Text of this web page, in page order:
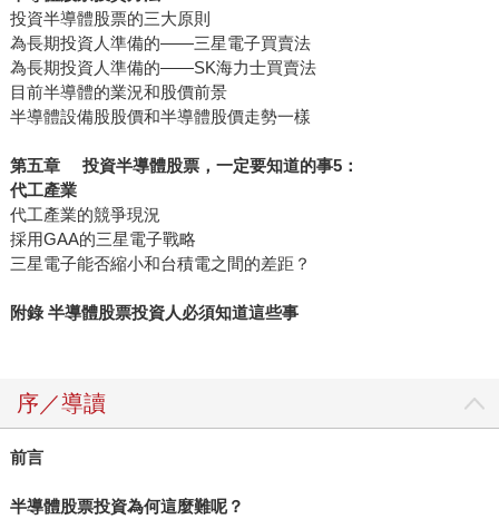
投資半導體股票的三大原則
為長期投資人準備的——三星電子買賣法
為長期投資人準備的——SK海力士買賣法
目前半導體的業況和股價前景
半導體設備股股價和半導體股價走勢一樣
第五章 投資半導體股票，一定要知道的事5：
代工產業
代工產業的競爭現況
採用GAA的三星電子戰略
三星電子能否縮小和台積電之間的差距？
附錄 半導體股票投資人必須知道這些事
序／導讀
前言
半導體股票投資為何這麼難呢？